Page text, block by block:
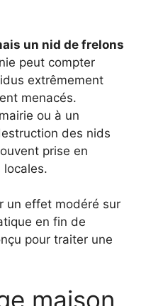
un nid de frelons
peut compter
extrêmement
menacés.
ou à un
des nids
prise en
locales.
un effet modéré sur
en fin de
pour traiter une
maison